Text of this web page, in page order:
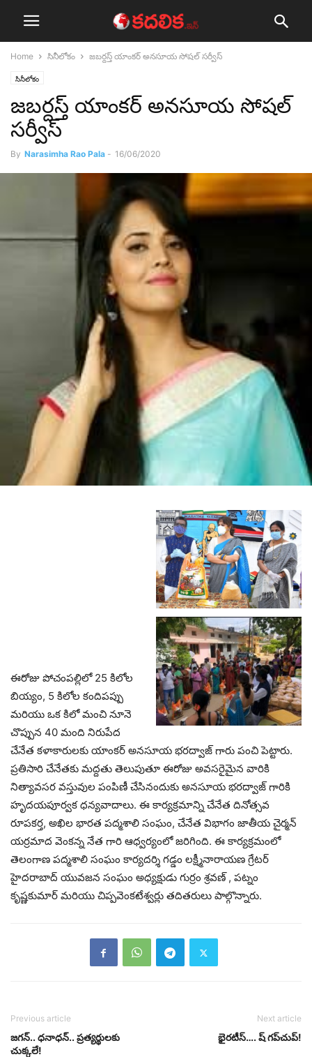
Home సినీలోకం జబర్దస్త్ యాంకర్ అనసూయ సోషల్ సర్వీస్
సినీలోకం
జబర్దస్త్ యాంకర్ అనసూయ సోషల్
సర్వీస్
By Narasimha Rao Pala - 16/06/2020
ఈరోజు పోచంపల్లిలో 25 కిలోల
బియ్యం, 5 కిలోల కందిపప్పు
మరియు ఒక కిలో మంచి నూనె
చొప్పున 40 మంది నిరుపేద
చేనేత కళాకారులకు యాంకర్ అనసూయ భరద్వాజ్ గారు పంచి పెట్టారు.
ప్రతిసారి చేనేతకు మద్దతు తెలుపుతూ ఈరోజు అవసరైమైన వారికి
నిత్యావసర వస్తువుల పంపిణీ చేసినందుకు అనసూయ భరద్వాజ్ గారికి
హృదయపూర్వక ధన్యవాదాలు. ఈ కార్యక్రమాన్ని చేనేత దినోత్సవ
రూపకర్త, అఖిల భారత పద్మశాలి సంఘం, చేనేత విభాగం జాతీయ చైర్మన్
యర్రమాద వెంకన్న నేత గారి ఆధ్వర్యంలో జరిగింది. ఈ కార్యక్రమంలో
తెలంగాణ పద్మశాలి సంఘం కార్యదర్శి గడ్డం లక్ష్మీనారాయణ గ్రేటర్
హైదరాబాద్ యువజన సంఘం అధ్యక్షుడు గుర్రం శ్రవణ్ , పట్నం
కృష్ణకుమార్ మరియు చిప్పవెంకటేశ్వర్లు తదితరులు పాల్గొన్నారు.
Previous article
జ‌గ‌న్‌.. ధ‌నాధ‌న్‌.. ప్ర‌త్య‌ర్థుల‌‌కు
చుక్క‌లే!
Next article
భైర‌టీస్‌…. ష్ గ‌ప్‌చుప్‌!